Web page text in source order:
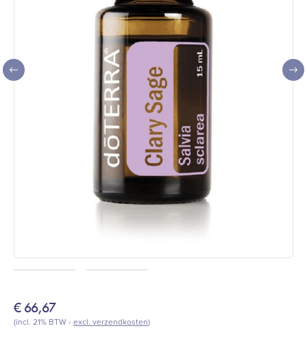
€66,67
(incl. 21% BTW -excl. verzendkosten)